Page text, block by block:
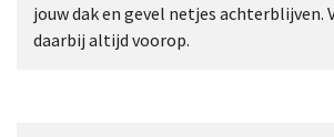
jouw dak en gevel netjes achterblijven.
daarbij altijd voorop.